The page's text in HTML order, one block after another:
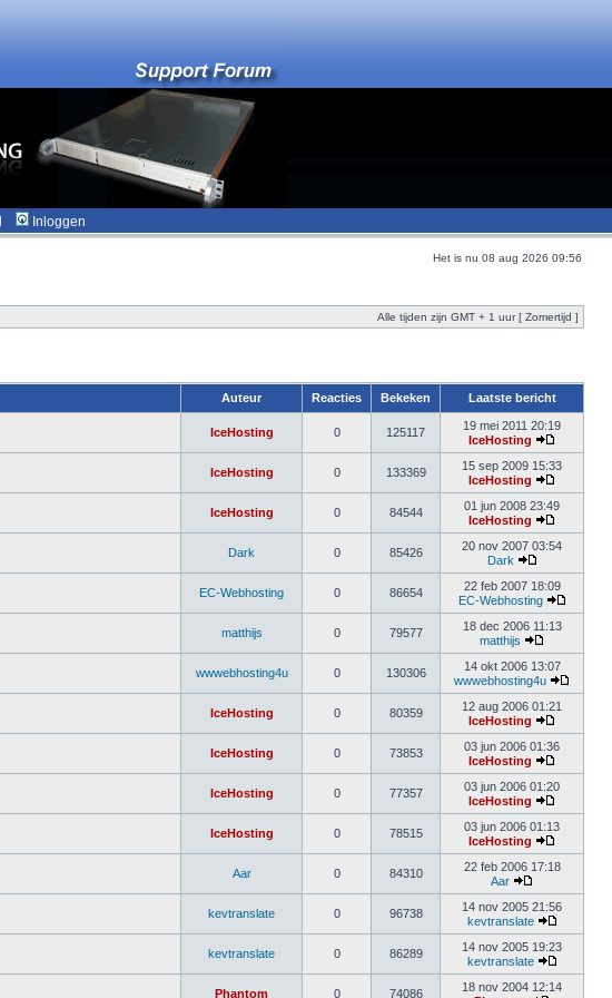
Inloggen
Het is nu 08 aug 2026 09:56
Alle tijden zijn GMT + 1 uur [ Zomertijd ]
Auteur Reacties Bekeken Laatste bericht
IceHosting 0 125117
19 mei 2011 20:19
IceHosting
IceHosting 0 133369
15 sep 2009 15:33
IceHosting
IceHosting 0 84544
01 jun 2008 23:49
IceHosting
Dark 0 85426
20 nov 2007 03:54
Dark
EC-Webhosting 0 86654
22 feb 2007 18:09
EC-Webhosting
matthijs 0 79577
18 dec 2006 11:13
matthijs
wwwebhosting4u 0 130306
14 okt 2006 13:07
wwwebhosting4u
IceHosting 0 80359
12 aug 2006 01:21
IceHosting
IceHosting 0 73853
03 jun 2006 01:36
IceHosting
IceHosting 0 77357
03 jun 2006 01:20
IceHosting
IceHosting 0 78515
03 jun 2006 01:13
IceHosting
Aar 0 84310
22 feb 2006 17:18
Aar
kevtranslate 0 96738
14 nov 2005 21:56
kevtranslate
kevtranslate 0 86289
14 nov 2005 19:23
kevtranslate
Phantom 0 74086
18 nov 2004 12:14